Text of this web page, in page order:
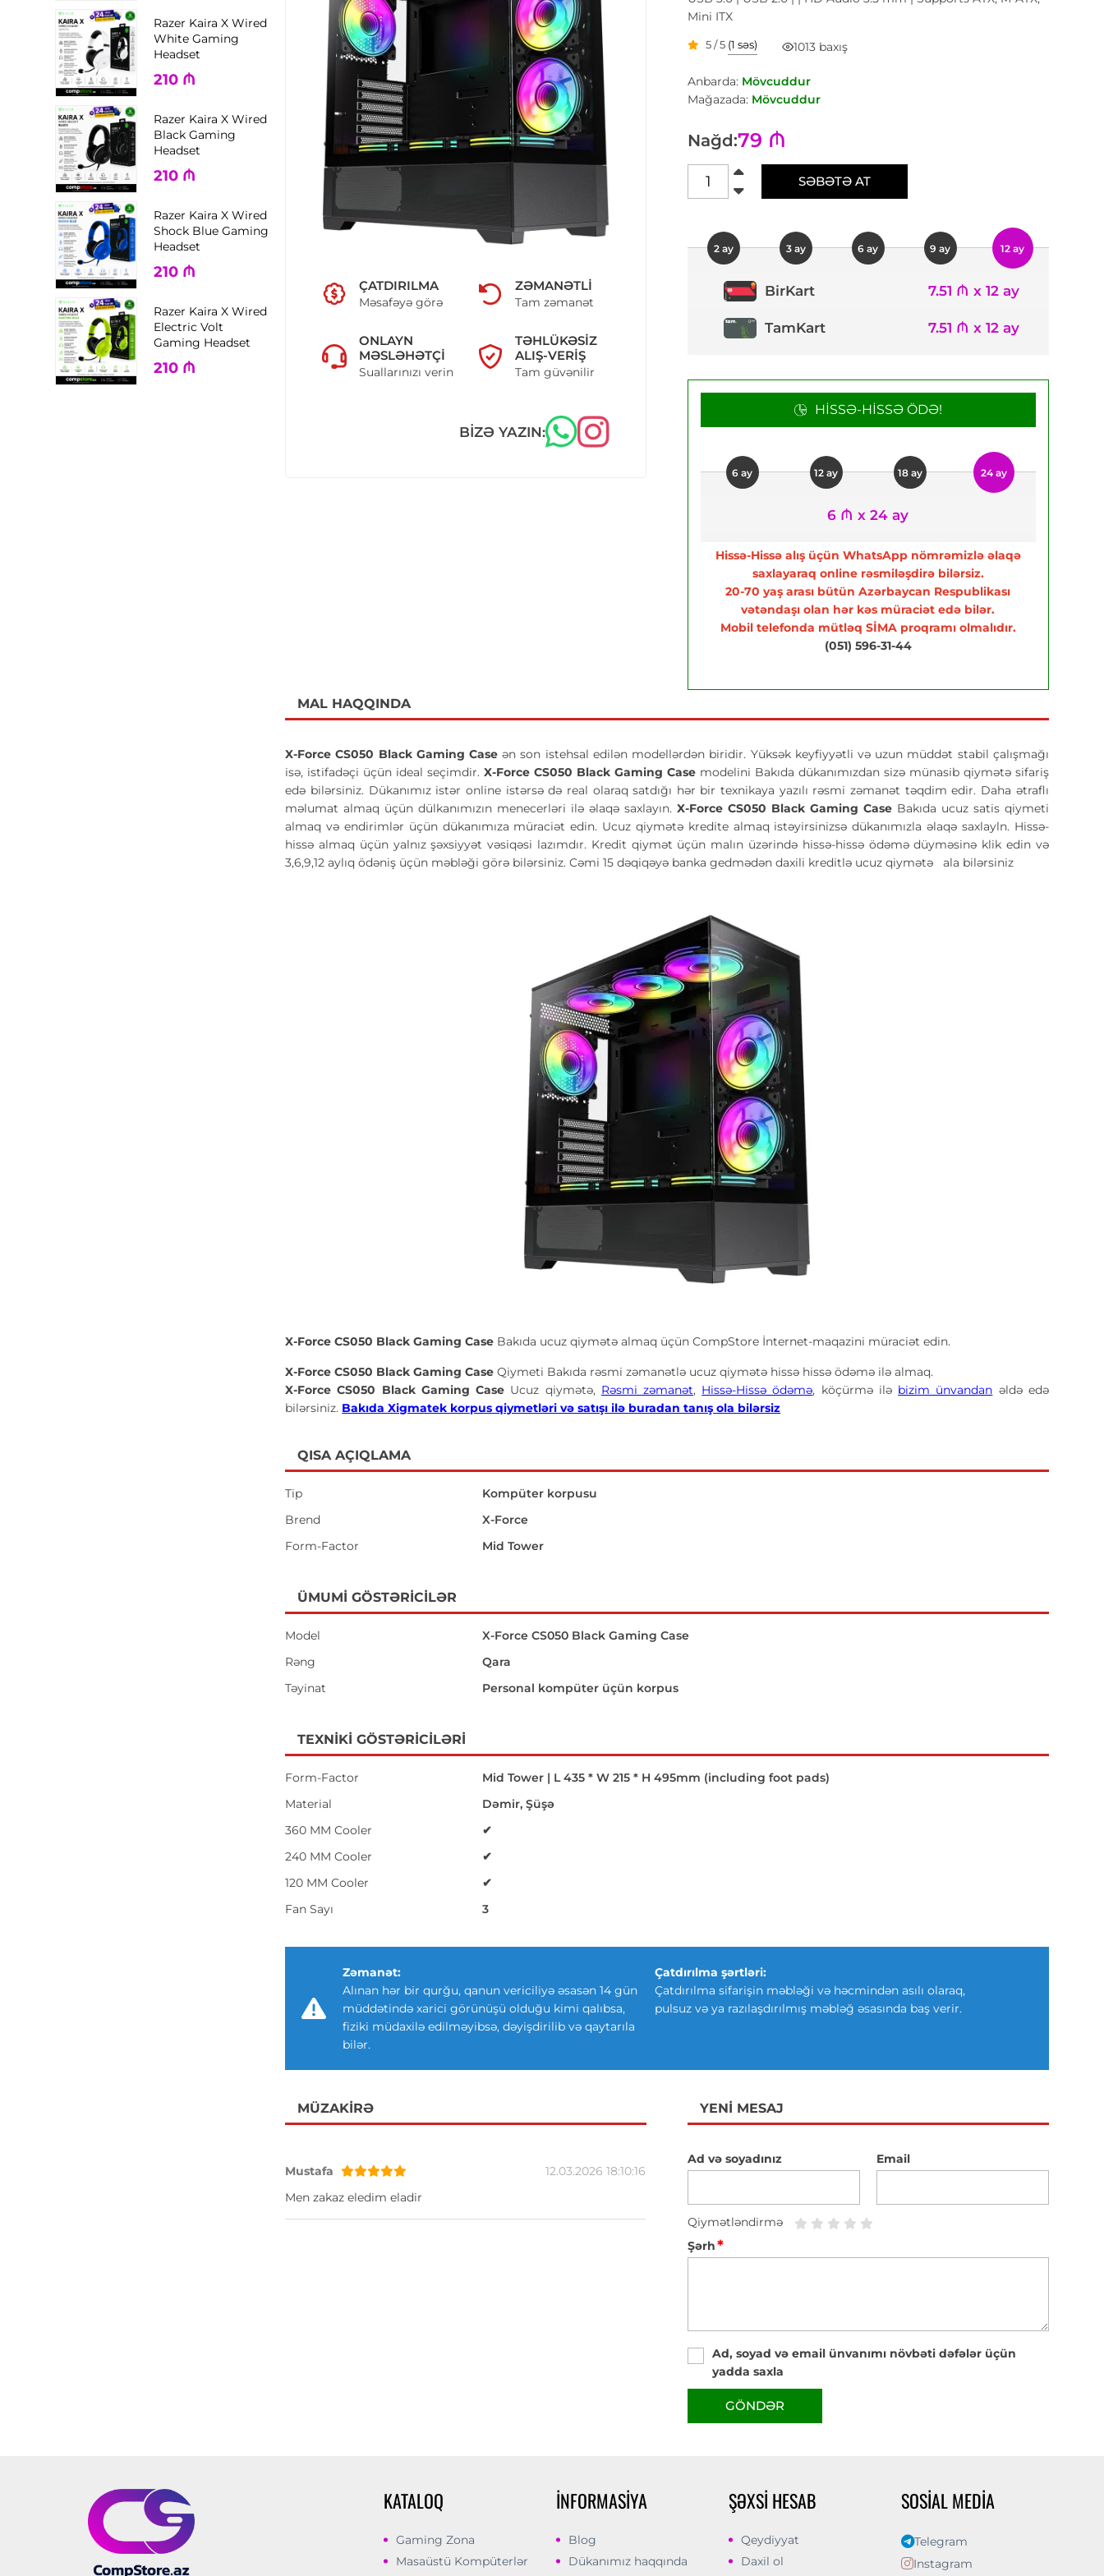
Razer Kaira X Wired
White Gaming
Headset
210 ₼
Razer Kaira X Wired
Black Gaming
Headset
210 ₼
Razer Kaira X Wired
Shock Blue Gaming
Headset
210 ₼
Razer Kaira X Wired
Electric Volt
Gaming Headset
210 ₼
ÇATDIRILMA
Məsafəyə görə
ZƏMANƏTLI
Tam zəmanət
ONLAYN
MƏSLƏHƏTÇI
Suallarınızı verin
TƏHLÜKƏSIZ
ALIŞ-VERIŞ
Tam güvənilir
BIZƏ YAZIN:
Mini ITX
5 / 5 (1 səs) 1013 baxış
Anbarda: Mövcuddur
Mağazada: Mövcuddur
Nağd:79 ₼
SƏBƏTƏ AT
2 ay 3 ay 6 ay 9 ay 12 ay
BirKart 7.51 ₼ x 12 ay
TamKart 7.51 ₼ x 12 ay
HISSƏ-HISSƏ ÖDƏ!
6 ay 12 ay 18 ay 24 ay
6 ₼ x 24 ay
Hissə-Hissə alış üçün WhatsApp nömrəmizlə əlaqə
saxlayaraq online rəsmiləşdirə bilərsiz.
20-70 yaş arası bütün Azərbaycan Respublikası
vətəndaşı olan hər kəs müraciət edə bilər.
Mobil telefonda mütləq SİMA proqramı olmalıdır.
(051) 596-31-44
MAL HAQQINDA
X-Force CS050 Black Gaming Caseən son istehsal edilən modellərdən biridir. Yüksək keyfiyyətli və uzun müddət stabil çalışmağı
isə, istifadəçi üçün ideal seçimdir. X-Force CS050 Black Gaming Case modelini Bakıda dükanımızdan sizə münasib qiymətə sifariş
edə bilərsiniz. Dükanımız istər online istərsə də real olaraq satdığı hər bir texnikaya yazılı rəsmi zəmanət təqdim edir. Daha ətraflı
məlumat almaq üçün dülkanımızın menecerləri ilə əlaqə saxlayın. X-Force CS050 Black Gaming Case Bakıda ucuz satis qiymeti
almaq və endirimlər üçün dükanımıza müraciət edin. Ucuz qiymətə kredite almaq istəyirsinizsə dükanımızla əlaqə saxlayln. Hissə-
hissə almaq üçün yalnız şəxsiyyət vəsiqəsi lazımdır. Kredit qiymət üçün malın üzərində hissə-hissə ödəmə düyməsinə klik edin və
3,6,9,12 aylıq ödəniş üçün məbləği görə bilərsiniz. Cəmi 15 dəqiqəyə banka gedmədən daxili kreditlə ucuz qiymətə
ala bilərsiniz
X-Force CS050 Black Gaming Case Bakıda ucuz qiymətə almaq üçün CompStore İnternet-maqazini müraciət edin.
X-Force CS050 Black Gaming Case Qiymeti Bakıda rəsmi zəmanətlə ucuz qiymətə hissə hissə ödəmə ilə almaq.
X-Force CS050 Black Gaming Case Ucuz qiymətə, Rəsmi zəmanət, Hissə-Hissə ödəmə, köçürmə ilə bizim ünvandan əldə edə
bilərsiniz. Bakıda Xigmatek korpus qiymetləri və satışı ilə buradan tanış ola bilərsiz
QISA AÇIQLAMA
Tip
Kompüter korpusu
Brend
X-Force
Form-Factor
Mid Tower
ÜMUMI GÖSTƏRICILƏR
Model
X-Force CS050 Black Gaming Case
Rəng
Qara
Təyinat
Personal kompüter üçün korpus
TEXNIKI GÖSTƏRICILƏRI
Form-Factor
Mid Tower | L 435 * W 215 * H 495mm (including foot pads)
Material
Dəmir, Şüşə
360 MM Cooler
✔
240 MM Cooler
✔
120 MM Cooler
✔
Fan Sayı
3
Zəmanət:
Alınan hər bir qurğu, qanun vericiliyə əsasən 14 gün
müddətində xarici görünüşü olduğu kimi qalıbsa,
fiziki müdaxilə edilməyibsə, dəyişdirilib və qaytarıla
bilər.
Çatdırılma şərtləri:
Çatdırılma sifarişin məbləği və həcmindən asılı olaraq,
pulsuz və ya razılaşdırılmış məbləğ əsasında baş verir.
MÜZAKIRƏ
Mustafa
12.03.2026 18:10:16
Men zakaz eledim eladir
YENI MESAJ
Ad və soyadınız Email
Qiymətləndirmə
Şərh*
Ad, soyad və email ünvanımı növbəti dəfələr üçün
yadda saxla
GÖNDƏR
KATALOQ
Gaming Zona
Masaüstü Kompüterlər
İNFORMASIYA
Blog
Dükanımız haqqında
ŞƏXSI HESAB
Qeydiyyat
Daxil ol
SOSIAL MEDIA
Telegram
Instagram